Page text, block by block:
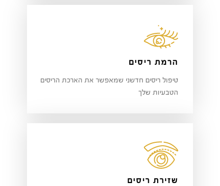
הרמת ריסים
טיפול ריסים חדשני שמאפשר את הארכת הריסים
הטבעיות שלך
שזירת ריסים